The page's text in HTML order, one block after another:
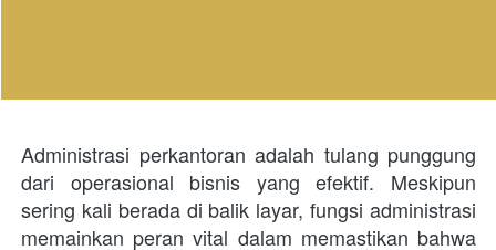
Administrasi perkantoran adalah tulang punggung
dari operasional bisnis yang efektif. Meskipun
sering kali berada di balik layar, fungsi administrasi
memainkan peran vital dalam memastikan bahwa